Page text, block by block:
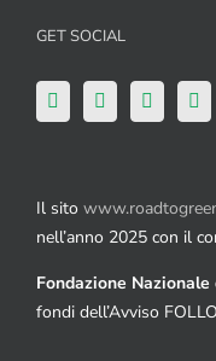
GET SOCIAL
Il sito
nell’anno 2025 con il
Fondazione
fondi dell’Avviso